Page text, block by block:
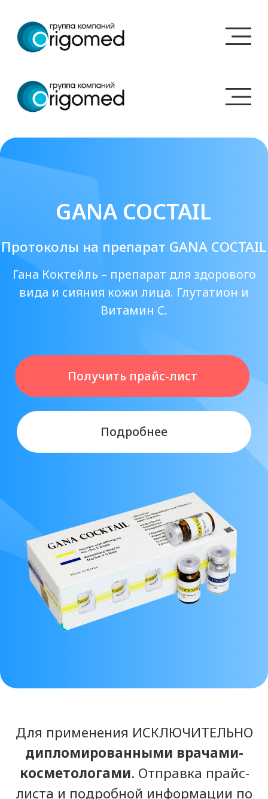
Протоколы на препарат GANA COCTAIL
Получить прайс-лист
вида и сияния кожи лица. Глутатион и
Витамин C.
Подробнее
Для применения ИСКЛЮЧИТЕЛЬНО
дипломированными врачами-
косметологами. Отправка прайс-
листа и подробной информации по
препарату осуществляется ТОЛЬКО
после предоставления
документово медицинском
образовании либо лицензии
Состав препарата
GANA COCTAIL
Глутатион,